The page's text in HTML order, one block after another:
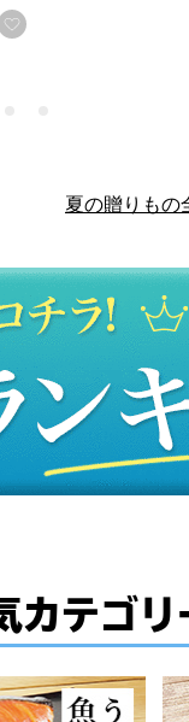
お気に入りに登録
夏の贈りもの
カテゴ